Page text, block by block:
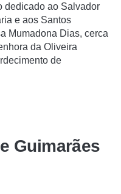
dedicado ao Salvador
e aos Santos
Mumadona Dias, cerca
da Oliveira
de
Guimarães